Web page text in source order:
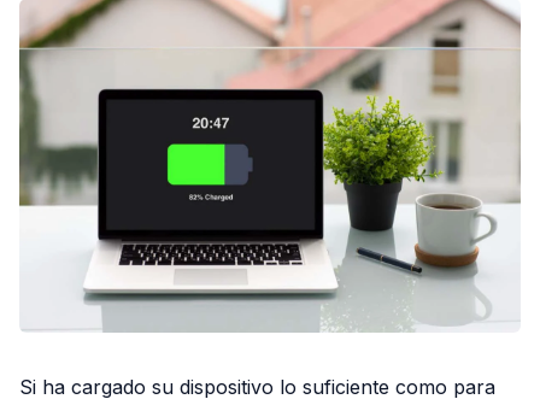
Si ha cargado su dispositivo lo suficiente como para